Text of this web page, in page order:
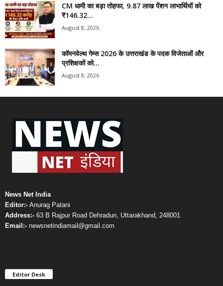
CM धामी का बड़ा तोहफा, 9.87 लाख पेंशन लाभार्थियों को
₹146.32...
August 8, 2026
कॉमनवेल्थ गेम्स 2026 के उत्तराखंड के पदक विजेताओं और
प्रशिक्षकों को...
August 8, 2026
News Net India
Editor:- Anurag Patani
Address:- 63 B Rajpur Road Dehradun, Uttarakhand, 248001
Email:- newsnetindiamail@gmail.com
Editor Desk